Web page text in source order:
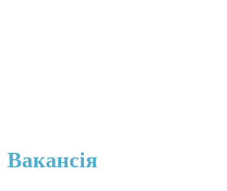
Вакансія